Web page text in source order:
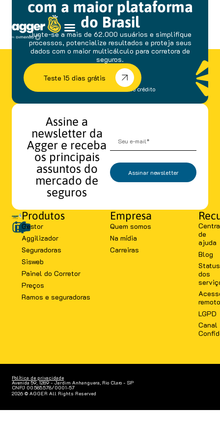
com a maior plataforma
do Brasil
Junte-se a mais de 62.000 usuários e simplifique
processos, potencialize resultados e proteja seus
dados com o maior multicálculo para corretora de
seguros.
Teste 15 dias grátis
sem fidelidade e cartão de crédito
Assine a
newsletter da
Agger e receba
os principais
assuntos do
mercado de
seguros
Assinar newsletter
Produtos
Gestor
Aggilizador
Seguradoras
Sisweb
Painel do Corretor
Preços
Ramos e seguradoras
Empresa
Quem somos
Na mídia
Carreiras
de
ajuda
Blog
Status
dos
remoto
LGPD
Canal
Política de privacidade
Avenida 59, 1289 - Jardim Anhanguera, Rio Claro - SP
CNPJ 00.585.578/0001-57
2026 © AGGER All Rights Reserved